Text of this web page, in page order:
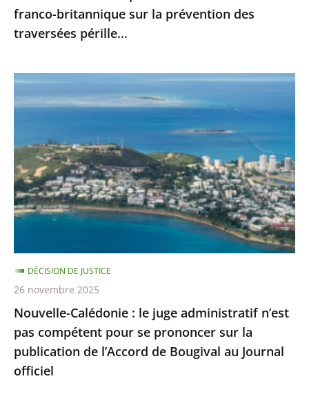
franco-
britannique
la
prévention
des
pérille...
franco-britannique sur la prévention des
traversées pérille...
Nouvelle-
Calédonie
juge
administratif
n’est
pas
pour
se
prononcer
sur
la
publication
de
Nouvelle-Calédonie : le juge administratif n’est
pas compétent pour se prononcer sur la
publication de l’Accord de Bougival au Journal
officiel
DÉCISION DE JUSTICE
26 novembre 2025